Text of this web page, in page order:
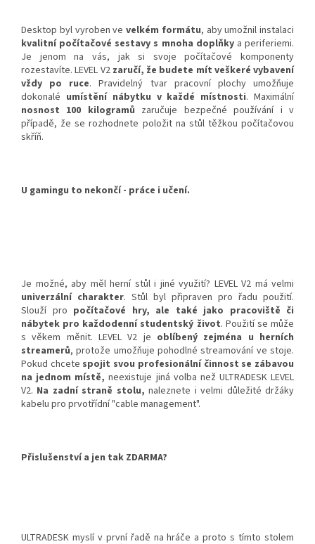
Desktop byl vyroben ve velkém formátu, aby umožnil instalaci
kvalitní počítačové sestavy s mnoha doplňkya periferiemi.
Je jenom na vás, jak si svoje počítačové komponenty
rozestavíte. LEVEL V2 zaručí, že budete mít veškeré vybavení
vždy po ruce. Pravidelný tvar pracovní plochy umožňuje
dokonalé umístění nábytku v každé místnosti. Maximální
nosnost 100 kilogramů zaručuje bezpečné používání i v
případě, že se rozhodnete položit na stůl těžkou počítačovou
skříň.
U gamingu to nekončí - práce i učení.
Je možné, aby měl herní stůl i jiné využití? LEVEL V2 má velmi
univerzální charakter. Stůl byl připraven pro řadu použití.
Slouží pro počítačové hry, ale také jako pracoviště či
nábytek pro každodenní studentský život. Použití se může
s věkem měnit. LEVEL V2 je oblíbený zejména u herních
streamerů, protože umožňuje pohodlné streamování ve stoje.
Pokud chcete spojit svou profesionální činnost se zábavou
na jednom místě, neexistuje jiná volba než ULTRADESK LEVEL
V2. Na zadní straně stolu,naleznete i velmi důležité držáky
kabelu pro prvotřídní "cable management".
Přislušenství a jen tak ZDARMA?
ULTRADESK myslí v první řadě na hráče a proto s tímto stolem